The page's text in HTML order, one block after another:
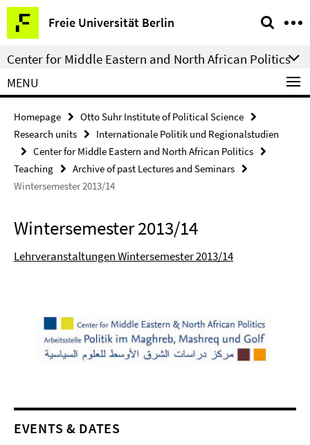
Springe
direkt
zu
Inhalt
Freie Universität Berlin
Service
Navigation
Center for Middle Eastern and North African Politics
MENU
Homepage
Otto Suhr Institute of Political Science
Research units
Internationale Politik und Regionalstudien
Center for Middle Eastern and North African Politics
Teaching
Archive of past Lectures and Seminars
Wintersemester 2013/14
Wintersemester 2013/14
Lehrveranstaltungen Wintersemester 2013/14
EVENTS & DATES